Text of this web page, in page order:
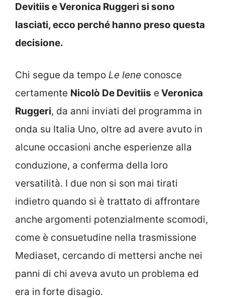
Devitiis e Veronica Ruggeri si sono
lasciati, ecco perché hanno preso questa
decisione.
Chi segue da tempo Le Iene conosce
certamente Nicolò De Devitiis e Veronica
Ruggeri, da anni inviati del programma in
onda su Italia Uno, oltre ad avere avuto in
alcune occasioni anche esperienze alla
conduzione, a conferma della loro
versatilità. I due non si son mai tirati
indietro quando si è trattato di affrontare
anche argomenti potenzialmente scomodi,
come è consuetudine nella trasmissione
Mediaset, cercando di mettersi anche nei
panni di chi aveva avuto un problema ed
era in forte disagio.